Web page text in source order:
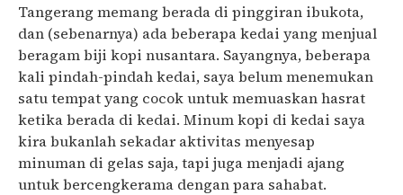
Tangerang memang berada di pinggiran ibukota,
dan (sebenarnya) ada beberapa kedai yang menjual
beragam biji kopi nusantara. Sayangnya, beberapa
kali pindah-pindah kedai, saya belum menemukan
satu tempat yang cocok untuk memuaskan hasrat
ketika berada di kedai. Minum kopi di kedai saya
kira bukanlah sekadar aktivitas menyesap
minuman di gelas saja, tapi juga menjadi ajang
untuk bercengkerama dengan para sahabat.